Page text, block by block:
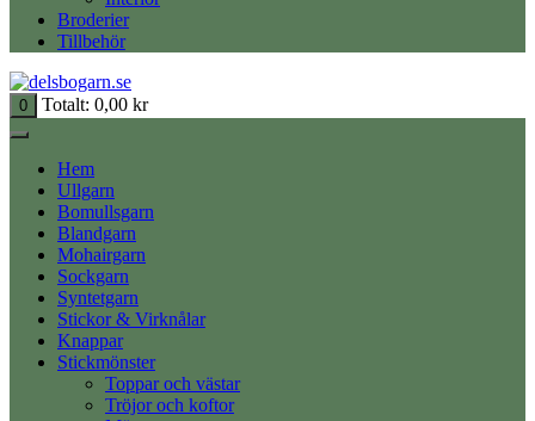
Broderier
Tillbehör
0 Totalt: 0,00 kr
Hem
Ullgarn
Bomullsgarn
Blandgarn
Mohairgarn
Sockgarn
Syntetgarn
Stickor & Virknålar
Knappar
Stickmönster
Toppar och västar
Tröjor och koftor